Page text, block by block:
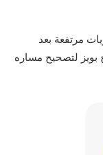
مرتفعة بعد
بويز لتصحيح مساره